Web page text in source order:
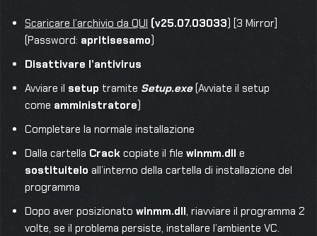
Scaricare l’archivio da QUI (v25.07.03033) [3 Mirror]
(Password: apritisesamo)
Disattivare l’antivirus
Avviare il setup tramite Setup.exe(Avviate il setup
come amministratore)
Completare la normale installazione
Dalla cartella Crack copiate il file winmm.dll e
sostituitelo all’interno della cartella di installazione del
programma
Dopo aver posizionato winmm.dll, riavviare il programma 2
volte, se il problema persiste, installare l’ambiente VC.